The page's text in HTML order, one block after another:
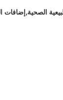
الصحية,إضافات